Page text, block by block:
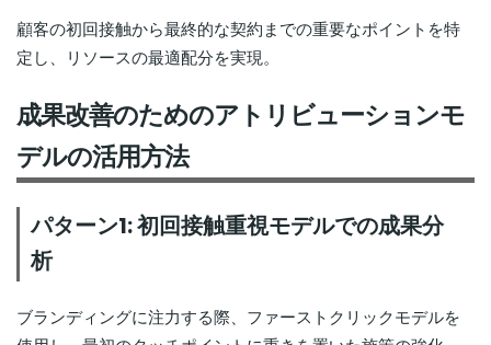
顧客の初回接触から最終的な契約までの重要なポイントを特
定し、リソースの最適配分を実現。
成果改善のためのアトリビューションモ
デルの活用方法
パターン1: 初回接触重視モデルでの成果分
析
ブランディングに注力する際、ファーストクリックモデルを